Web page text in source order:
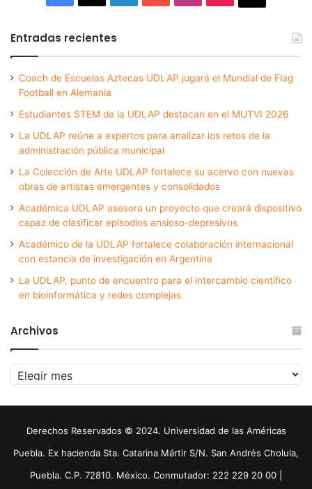
Entradas recientes
Coach de Escuelas Aztecas UDLAP jugará el Mundial de Flag
Football en Alemania
Estudiantes STEM de la UDLAP destacan en el MUTVI 2026
La UDLAP reúne a expertos para analizar los retos de la
administración pública municipal
La Colección de Arte UDLAP fortalece su acervo con nuevas
obras de artistas emergentes y consolidados
Académica UDLAP asesora un proyecto que creará dispositivo
capaz de clasificar episodios ansioso-depresivos
Académico de la UDLAP fortalece colaboración internacional
con estancia de investigación en Argentina
La UDLAP, punto de encuentro para el intercambio científico
en bioinformática y redes complejas
Archivos
Archivos
Derechos Reservados © 2024. Universidad de las Américas
Puebla. Ex hacienda Sta. Catarina Mártir S/N. San Andrés Cholula,
Puebla. C.P. 72810. México. Conmutador: 222 229 20 00 |